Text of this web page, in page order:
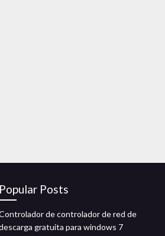
Popular Posts
de controlador de red de
gratuita para windows 7